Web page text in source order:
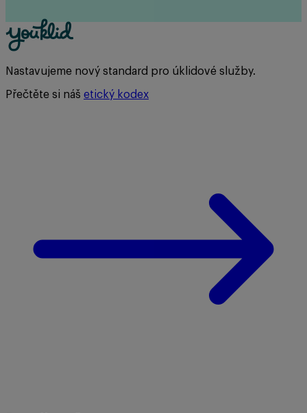
Nastavujeme nový standard pro úklidové služby.
Přečtěte si náš etický kodex